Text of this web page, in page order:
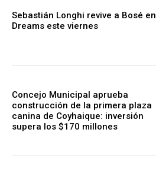
Sebastián Longhi revive a Bosé en
Dreams este viernes
Concejo Municipal aprueba
construcción de la primera plaza
canina de Coyhaique: inversión
supera los $170 millones